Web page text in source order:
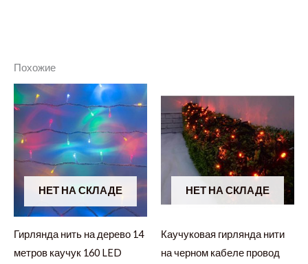
Похожие
НЕТ НА СКЛАДЕ
Гирлянда нить на дерево 14
метров каучук 160 LED
НЕТ НА СКЛАДЕ
Каучуковая гирлянда нити
на черном кабеле провод